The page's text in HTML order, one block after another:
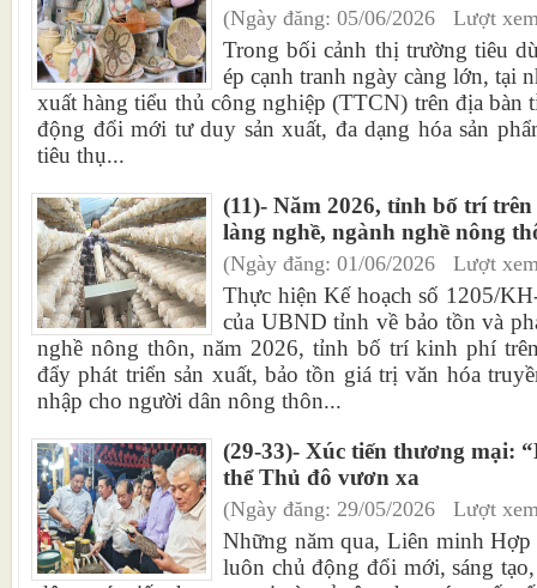
(Ngày đăng: 05/06/2026 Lượt
Trong bối cảnh thị trường tiêu
ép cạnh tranh ngày càng lớn, tại
xuất hàng tiểu thủ công nghiệp (TTCN) trên địa bàn
động đổi mới tư duy sản xuất, đa dạng hóa sản
tiêu thụ...
(11)- Năm 2026, tỉnh bố trí
làng nghề, ngành nghề nông
(Ngày đăng: 01/06/2026 Lượt
Thực hiện Kế hoạch số 1205/
của UBND tỉnh về bảo tồn và
nghề nông thôn, năm 2026, tỉnh bố trí kinh phí
đẩy phát triển sản xuất, bảo tồn giá trị văn hóa
nhập cho người dân nông thôn...
(29-33)- Xúc tiến thương mại:
thể Thủ đô vươn xa
(Ngày đăng: 29/05/2026 Lượt
Những năm qua, Liên minh
luôn chủ động đổi mới, sáng